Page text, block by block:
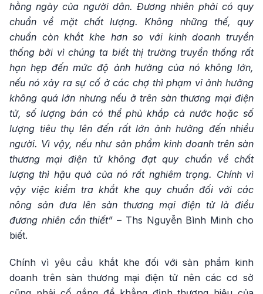
hằng ngày của người dân. Đương nhiên phải có quy
chuẩn về mặt chất lượng. Không những thế, quy
chuẩn còn khắt khe hơn so với kinh doanh truyền
thống bởi vì chúng ta biết thị trường truyền thống rất
hạn hẹp đến mức độ ảnh hưởng của nó không lớn,
nếu nó xảy ra sự cố ở các chợ thì phạm vi ảnh hưởng
không quá lớn nhưng nếu ở trên sàn thương mại điện
tử, số lượng bán có thể phủ khắp cả nước hoặc số
lượng tiêu thụ lên đến rất lớn ảnh hưởng đến nhiều
người. Vì vậy, nếu như sản phẩm kinh doanh trên sàn
thương mại điện tử không đạt quy chuẩn về chất
lượng thì hậu quả của nó rất nghiêm trọng. Chính vì
vậy việc kiểm tra khắt khe quy chuẩn đối với các
nông sản đưa lên sàn thương mại điện tử là điều
đương nhiên cần thiết” – Ths Nguyễn Bình Minh cho
biết.
Chính vì yêu cầu khắt khe đối với sản phẩm kinh
doanh trên sàn thương mại điện tử nên các cơ sở